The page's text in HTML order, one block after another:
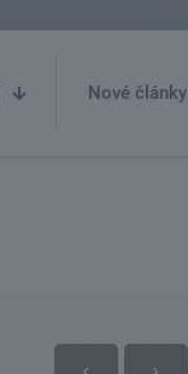
Nové články